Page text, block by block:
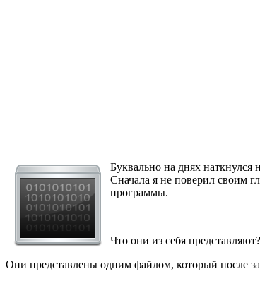
Буквально на днях наткнулся
Сначала я не поверил своим
программы.
Что они из себя представляют?
Они представлены одним файлом, который после